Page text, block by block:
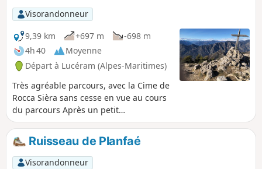
Visorandonneur
9,39 km
+697 m
-698 m
4h 40
Moyenne
Départ à Lucéram (Alpes-Maritimes)
Très agréable parcours, avec la Cime de
Rocca Sièra sans cesse en vue au cours
du parcours Après un petit
cheminement en forêt, l'ascension
débouchera sur une crête au panorama
exceptionnel à 360°. Le spectacle en
vaut la peine.
Ruisseau de Planfaé
Visorandonneur